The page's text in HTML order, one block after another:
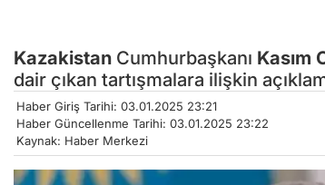
Kazakistan Cumhurbaşkanı Kasım
dair çıkan tartışmalara ilişkin
Haber Giriş Tarihi: 03.01.2025 23:21
Haber Güncellenme Tarihi: 03.01.2025 23:22
Kaynak: Haber Merkezi